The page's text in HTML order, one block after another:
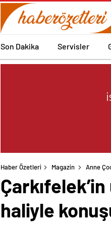
Son Dakika Servisler
Haber Özetleri Magazin Anne
haliyle